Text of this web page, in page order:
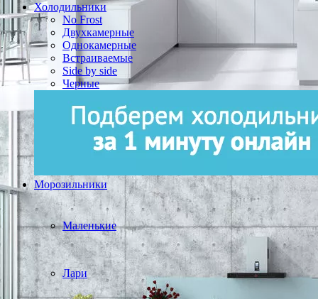
Холодильники
No Frost
Двухкамерные
Однокамерные
Встраиваемые
Side by side
Черные
Морозильники
Маленькие
Лари